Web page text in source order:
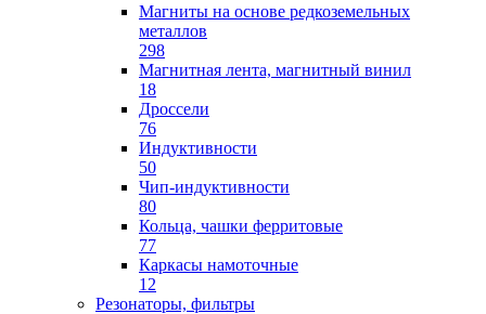
Магниты на основе редкоземельных
металлов
298
Магнитная лента, магнитный винил
18
Дроссели
76
Индуктивности
50
Чип-индуктивности
80
Кольца, чашки ферритовые
77
Каркасы намоточные
12
Резонаторы, фильтры